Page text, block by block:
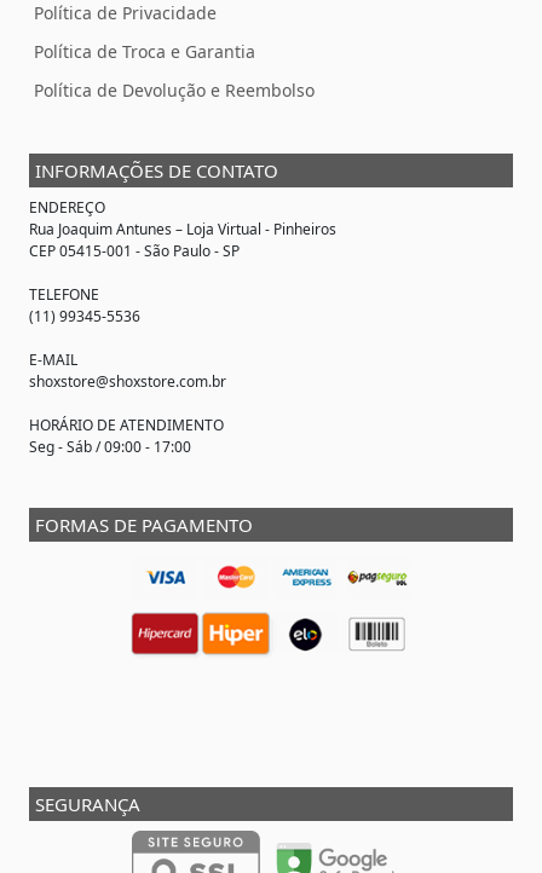
Política de Privacidade
Política de Troca e Garantia
Política de Devolução e Reembolso
INFORMAÇÕES DE CONTATO
ENDEREÇO
Rua Joaquim Antunes – Loja Virtual - Pinheiros
CEP 05415-001 - São Paulo - SP
TELEFONE
(11) 99345-5536
E-MAIL
shoxstore@shoxstore.com.br
HORÁRIO DE ATENDIMENTO
Seg - Sáb / 09:00 - 17:00
FORMAS DE PAGAMENTO
SEGURANÇA